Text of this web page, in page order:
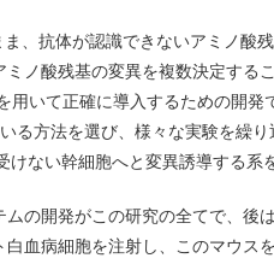
、抗体が認識できないアミノ酸
ノ酸残基の変異を複数決定する
用いて正確に導入するための開
る方法を選び、様々な実験を繰
けない幹細胞へと変異誘導する系
の開発がこの研究の全てで、後
血病細胞を注射し、このマウス